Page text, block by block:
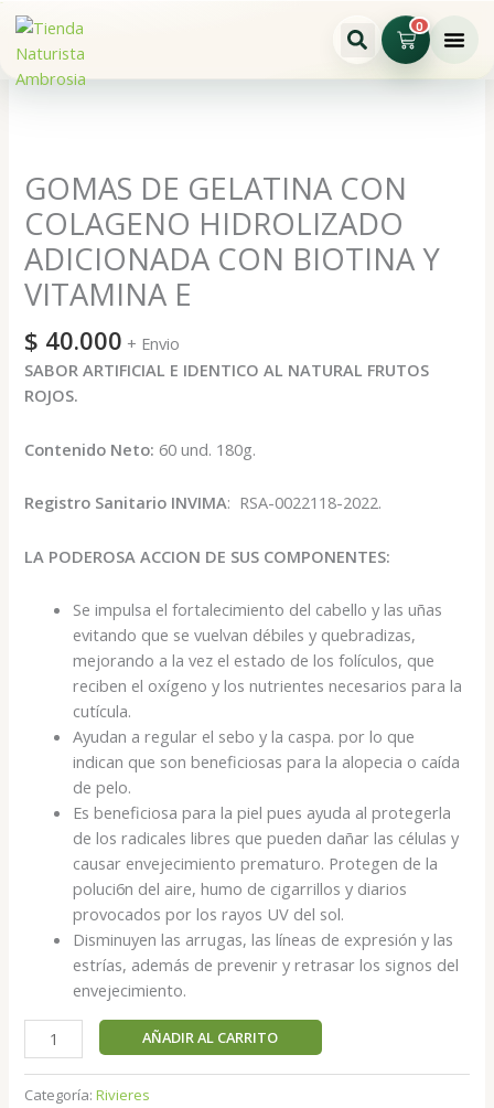
contenido
0
Cart
GOMAS DE GELATINA CON
COLAGENO HIDROLIZADO
ADICIONADA CON BIOTINA Y
VITAMINA E
$ 40.000 + Envio
SABOR ARTIFICIAL E IDENTICO AL NATURAL FRUTOS
ROJOS.
Contenido Neto: 60 und. 180g.
Registro Sanitario INVIMA: RSA-0022118-2022.
LA PODEROSA ACCION DE SUS COMPONENTES:
Se impulsa el fortalecimiento del cabello y las uñas
evitando que se vuelvan débiles y quebradizas,
mejorando a la vez el estado de los folículos, que
reciben el oxígeno y los nutrientes necesarios para la
cutícula.
Ayudan a regular el sebo y la caspa. por lo que
indican que son beneficiosas para la alopecia o caída
de pelo.
Es beneficiosa para la piel pues ayuda al protegerla
de los radicales libres que pueden dañar las células y
causar envejecimiento prematuro. Protegen de la
poluci6n del aire, humo de cigarrillos y diarios
provocados por los rayos UV del sol.
Disminuyen las arrugas, las líneas de expresión y las
estrías, además de prevenir y retrasar los signos del
envejecimiento.
CON
COLAGENO
HIDROLIZADO
ADICIONADA
CON
BIOTINA
Y
VITAMINA
E
cantidad
AÑADIR AL CARRITO
Categoría:Rivieres